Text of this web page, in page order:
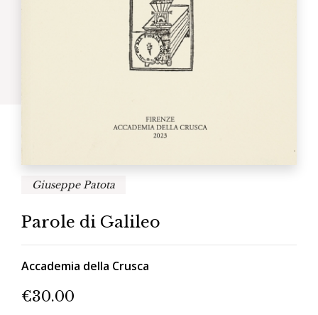
Giuseppe Patota
Parole di Galileo
Accademia della Crusca
€30.00